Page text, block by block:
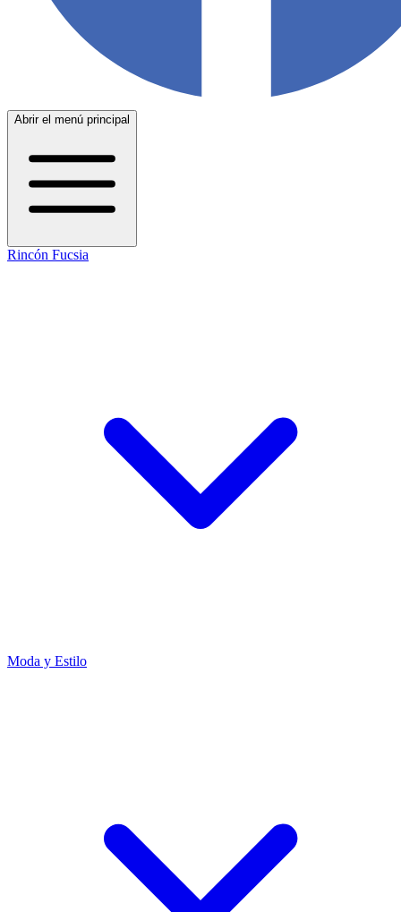
Abrir el menú principal
Rincón Fucsia
Moda y Estilo